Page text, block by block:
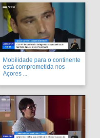
Mobilidade para o continente
está comprometida nos
Açores ...